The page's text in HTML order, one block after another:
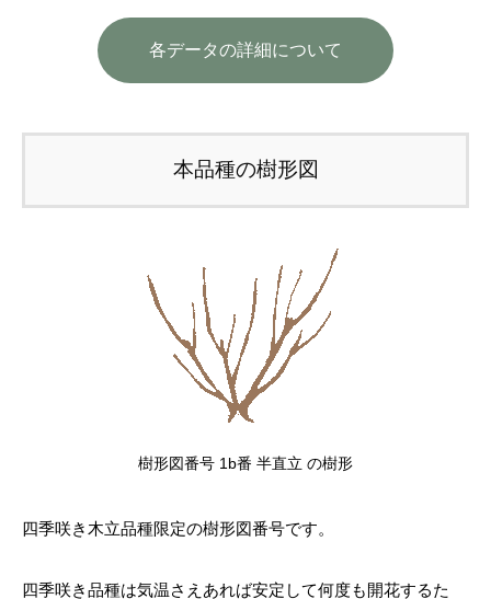
各データの詳細について
本品種の樹形図
樹形図番号 1b番 半直立 の樹形
四季咲き木立品種限定の樹形図番号です。
四季咲き品種は気温さえあれば安定して何度も開花するた